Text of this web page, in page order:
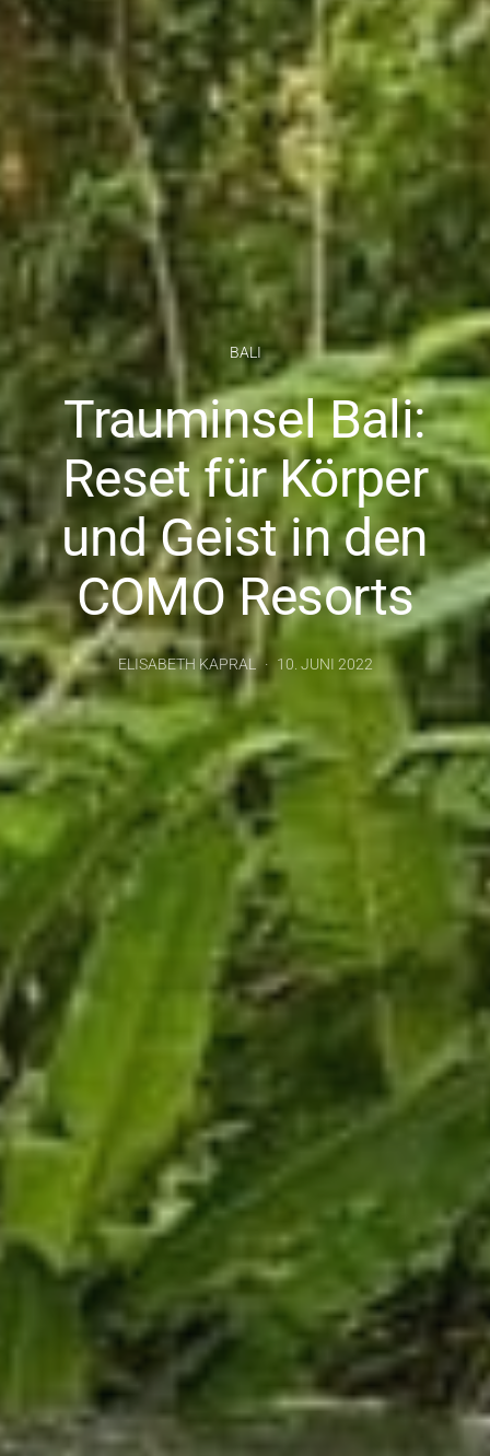
BALI
Trauminsel Bali:
Reset für Körper
und Geist in den
COMO Resorts
ELISABETH KAPRAL 10. JUNI 2022